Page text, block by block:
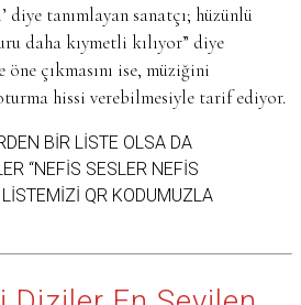
diye tanımlayan sanatçı; hüzünlü
daha kıymetli kılıyor” diye
çıkmasını ise, müziğini
hissi verebilmesiyle tarif ediyor.
BIR LISTE OLSA DA
“NEFIS SESLER NEFIS
QR KODUMUZLA